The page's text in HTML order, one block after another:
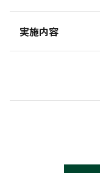
実施内容